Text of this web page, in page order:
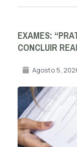
EXAMES:
CONCLUIR
Agosto 5,